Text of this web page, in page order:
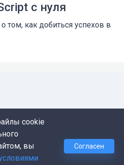
с нуля
том, как добиться успехов в
cookie
вы
Согласен